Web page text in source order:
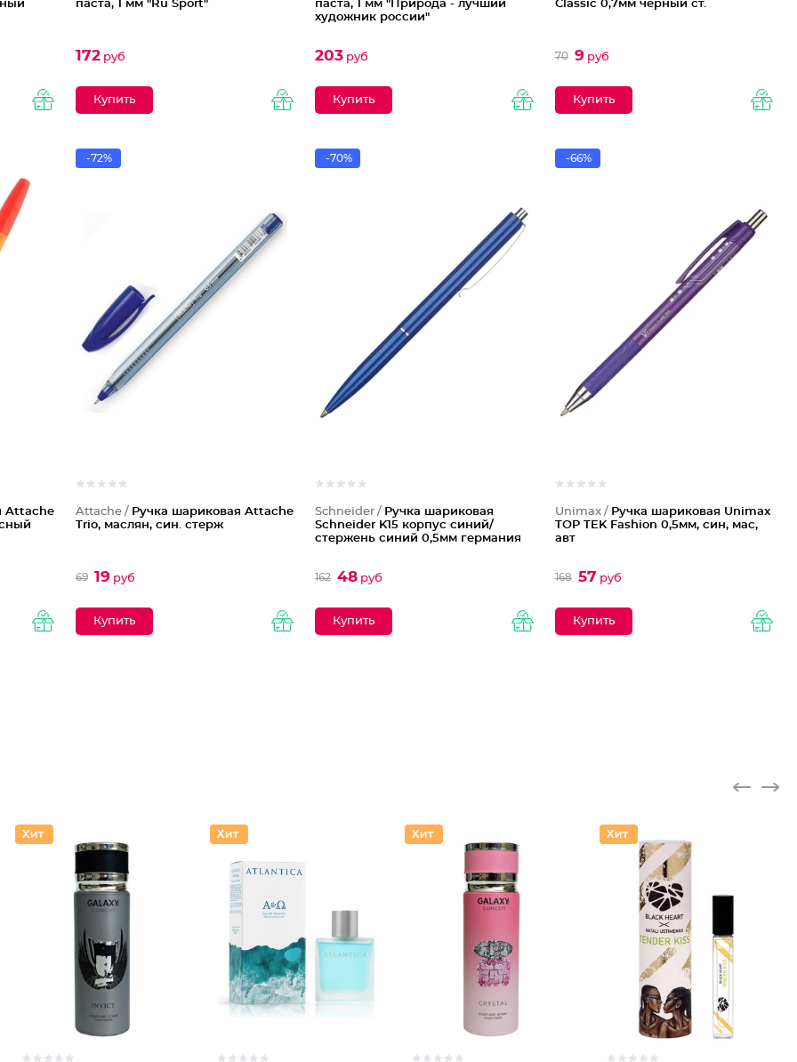
паста, 1 мм "Ru Sport"
172руб
паста, 1 мм "Природа - лучший
художник россии"
203 руб
Classic 0,7мм черный ст.
70 9руб
Attache
-72%
Attache / Ручка шариковая Attache
Trio, маслян, син. стерж
69 19руб
-70%
Schneider / Ручка шариковая
Schneider K15 корпус синий/
стержень синий 0,5мм германия
162 48 руб
-66%
Unimax / Ручка шариковая Unimax
TOP TEK Fashion 0,5мм, син, мас,
авт
168 57 руб